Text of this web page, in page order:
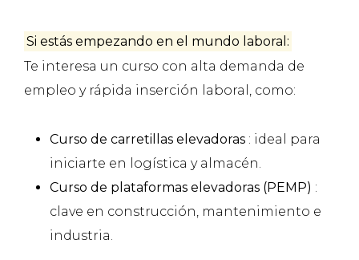
Si estás empezando en el mundo laboral:
Te interesa un curso con alta demanda de
empleo y rápida inserción laboral, como:
Curso de carretillas elevadoras : ideal para
iniciarte en logística y almacén.
Curso de plataformas elevadoras (PEMP) :
clave en construcción, mantenimiento e
industria.